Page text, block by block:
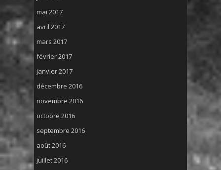
mai 2017
avril 2017
mars 2017
février 2017
janvier 2017
décembre 2016
novembre 2016
octobre 2016
septembre 2016
août 2016
juillet 2016